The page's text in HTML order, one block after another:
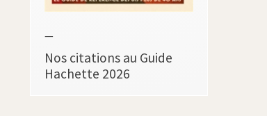
—
Nos citations au Guide
Hachette 2026